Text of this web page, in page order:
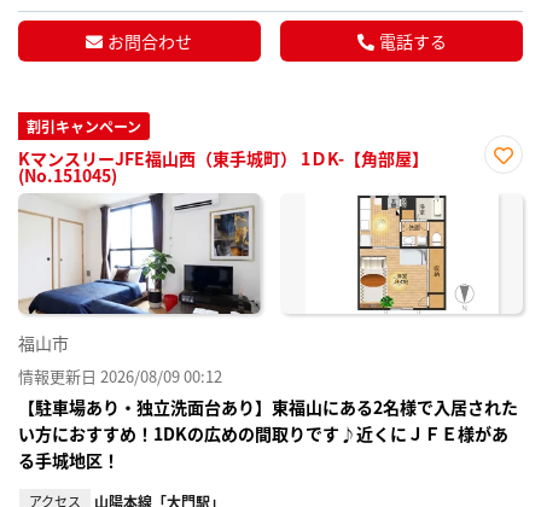
お問合わせ 電話する
割引キャンペーン
KマンスリーJFE福山西（東手城町） 1ＤK-【角部屋】
(No.151045)
に入
福山市
情報更新日 2026/08/09 00:12
【駐車場あり・独立洗面台あり】東福山にある2名様で入居された
い方におすすめ！1DKの広めの間取りです♪近くにＪＦＥ様があ
る手城地区！
アクセス 山陽本線「大門駅」